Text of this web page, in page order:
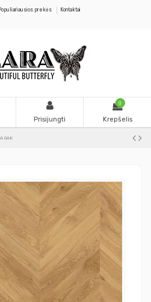
Populiariausios prekės
Kontaktai
Prisijungti
0
Krepšelis
OAK